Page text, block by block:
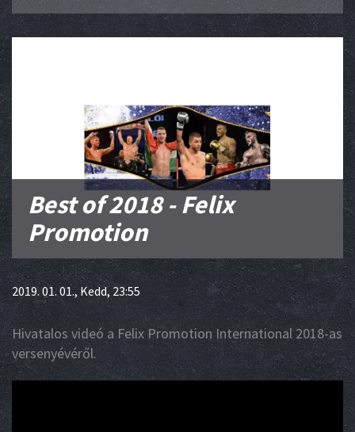
Best of 2018 - Felix
Promotion
2019. 01. 01., Kedd, 23:55
Hivatalos videó a Felix Promotion International 2018-as
versenyévéről.